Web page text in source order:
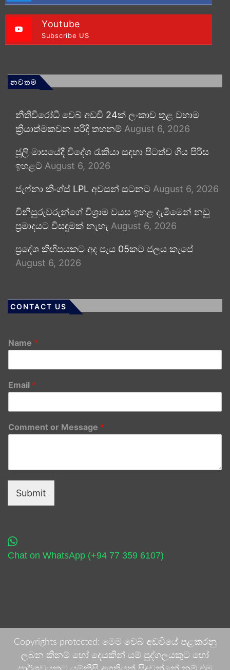
Youtube
Subscribe US
නවතම
නීතිවිරෝධී වෙබ් අඩවි 24ක් ලංකාව තුළ වහාම
ක්‍රියාත්මකවන පරිදි තහනම් August 6, 2026
ජූලි මාසයේදී විදේශ රැකියා සඳහා පිටත්ව ගිය පිරිස
ඉහළට August 6, 2026
ජැෆ්නා කිංග්ස් LPL අවසන් සටනට August 6, 2026
විනිසුරුවරුන්ගේ විශ්‍රාම වයස ඉහළ දැමීමෙන් නඩු
ප්‍රමාදයට විසඳුමක් නැහැ August 6, 2026
ප්‍රදේශ කිහිපයකට අද පැය 05කට ජලය කැපේ
August 6, 2026
CONTACT US
Name *
Email *
Comment or Message *
Submit
Chat on WhatsApp (+94 77 359 6107)
Copyrights protected: මෙම වෙබ් අඩවියේ පළකරනු
ලබන කිනම් හෝ දෙයකින් යම් පුද්ගලයකුට හෝ